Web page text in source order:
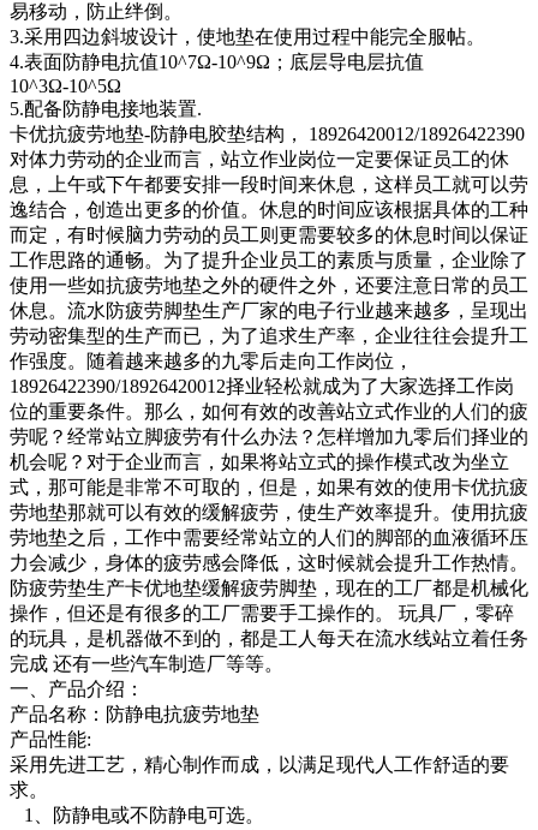
易移动，防止绊倒。
3.采用四边斜坡设计，使地垫在使用过程中能完全服帖。
4.表面防静电抗值10^7Ω-10^9Ω；底层导电层抗值
10^3Ω-10^5Ω
5.配备防静电接地装置.
卡优抗疲劳地垫-防静电胶垫结构， 18926420012/18926422390
对体力劳动的企业而言，站立作业岗位一定要保证员工的休
息，上午或下午都要安排一段时间来休息，这样员工就可以劳
逸结合，创造出更多的价值。休息的时间应该根据具体的工种
而定，有时候脑力劳动的员工则更需要较多的休息时间以保证
工作思路的通畅。为了提升企业员工的素质与质量，企业除了
使用一些如抗疲劳地垫之外的硬件之外，还要注意日常的员工
休息。流水防疲劳脚垫生产厂家的电子行业越来越多，呈现出
劳动密集型的生产而已，为了追求生产率，企业往往会提升工
作强度。随着越来越多的九零后走向工作岗位，
18926422390/18926420012择业轻松就成为了大家选择工作岗
位的重要条件。那么，如何有效的改善站立式作业的人们的疲
劳呢？经常站立脚疲劳有什么办法？怎样增加九零后们择业的
机会呢？对于企业而言，如果将站立式的操作模式改为坐立
式，那可能是非常不可取的，但是，如果有效的使用卡优抗疲
劳地垫那就可以有效的缓解疲劳，使生产效率提升。使用抗疲
劳地垫之后，工作中需要经常站立的人们的脚部的血液循环压
力会减少，身体的疲劳感会降低，这时候就会提升工作热情。
防疲劳垫生产卡优地垫缓解疲劳脚垫，现在的工厂都是机械化
操作，但还是有很多的工厂需要手工操作的。 玩具厂，零碎
的玩具，是机器做不到的，都是工人每天在流水线站立着任务
完成 还有一些汽车制造厂等等。
一、产品介绍：
产品名称：防静电抗疲劳地垫
产品性能:
采用先进工艺，精心制作而成，以满足现代人工作舒适的要
求。
1、防静电或不防静电可选。